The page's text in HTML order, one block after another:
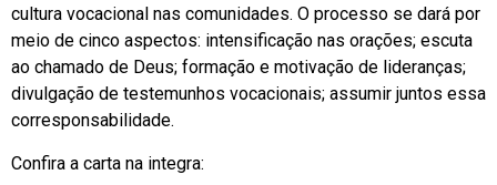
cultura vocacional nas comunidades. O processo se dará por
meio de cinco aspectos: intensificação nas orações; escuta
ao chamado de Deus; formação e motivação de lideranças;
divulgação de testemunhos vocacionais; assumir juntos essa
corresponsabilidade.
Confira a carta na integra: